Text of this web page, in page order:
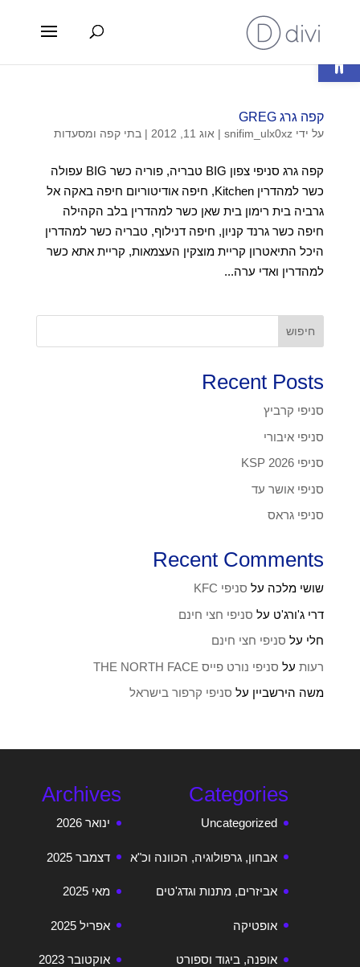
קפה גרג GREG
על ידי snifim_ulx0xz
| אוג 11, 2012 | בתי קפה ומסעדות
קפה גרג סניפי צפון BIG טבריה, פוריה כשר BIG עפולה
כשר למהדרין Kitchen, חיפה אודיטוריום חיפה באקה אל
גרביה בית רימון בית שאן כשר למהדרין בלב הקהילה
חיפה כשר גרנד קניון, חיפה דנילוף, טבריה כשר למהדרין
היכל התיאטרון קריית מוצקין העצמאות, קריית אתא כשר
למהדרין ואדי ערה...
חיפוש
Recent Posts
סניפי קרביץ
סניפי איבורי
סניפי KSP 2026
סניפי אושר עד
סניפי גראס
Recent Comments
שושי מלכה על סניפי KFC
דרי ג'ורג'ט על סניפי חצי חינם
חלי על סניפי חצי חינם
רעותעל סניפי נורט פייס THE NORTH FACE
משה הירשביין על סניפי קרפור בישראל
Archives
ינואר 2026
דצמבר 2025
מאי 2025
אפריל 2025
אוקטובר 2023
Categories
Uncategorized
אבחון, גרפולוגיה, הכוונה וכ"א
אביזרים, מתנות וגדג'טים
אופטיקה
אופנה, ביגוד וספורט
פתח סרגל נגישות